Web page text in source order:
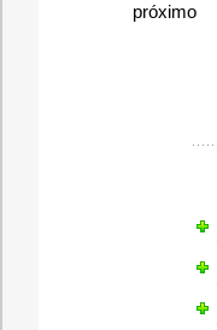
próximo